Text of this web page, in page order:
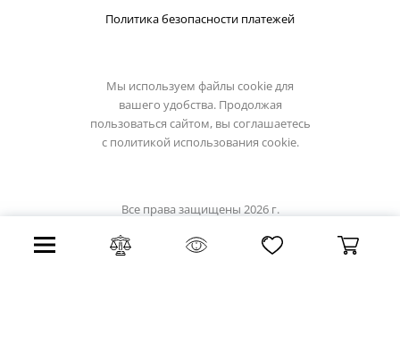
Политика безопасности платежей
Мы используем файлы cookie для
вашего удобства. Продолжая
пользоваться сайтом, вы соглашаетесь
с политикой использования cookie.
Все права защищены 2026 г.